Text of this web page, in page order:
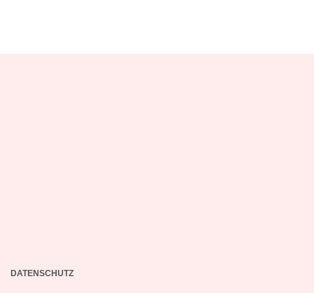
DATENSCHUTZ